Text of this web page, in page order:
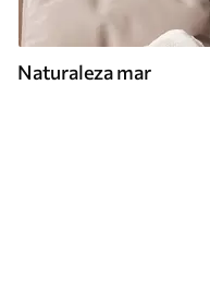
Naturaleza mar